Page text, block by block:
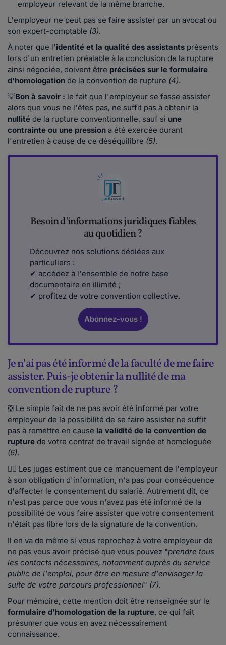
employeur relevant de la même branche.
L'employeur ne peut pas se faire assister par un avocat ou
son expert-comptable (3).
À noter que l'identité et la qualité des assistants présents
lors d'un entretien préalable à la conclusion de la rupture
ainsi négociée, doivent être précisées sur le formulaire
d'homologation de la convention de rupture (4).
💡Bon à savoir : le fait que l'employeur se fasse assister
alors que vous ne l'êtes pas, ne suffit pas à obtenir la
nullité de la rupture conventionnelle, sauf si une
contrainte ou une pression a été exercée durant
l'entretien à cause de ce déséquilibre (5).
Besoin d'informations juridiques fiables
au quotidien ?
Découvrez nos solutions dédiées aux
particuliers :
✔ accédez à l'ensemble de notre base
documentaire en illimité ;
✔ profitez de votre convention collective.
Abonnez-vous !
Je n'ai pas été informé de la faculté de me faire
assister. Puis-je obtenir la nullité de ma
convention de rupture ?
❎ Le simple fait de ne pas avoir été informé par votre
employeur de la possibilité de se faire assister ne suffit
pas à remettre en cause la validité de la convention de
rupture de votre contrat de travail signée et homologuée
(6).
👨‍⚖️ Les juges estiment que ce manquement de l'employeur
à son obligation d'information, n'a pas pour conséquence
d'affecter le consentement du salarié. Autrement dit, ce
n'est pas parce que vous n'avez pas été informé de la
possibilité de vous faire assister que votre consentement
n'était pas libre lors de la signature de la convention.
Il en va de même si vous reprochez à votre employeur de
ne pas vous avoir précisé que vous pouvez "prendre tous
les contacts nécessaires, notamment auprès du service
public de l'emploi, pour être en mesure d'envisager la
suite de votre parcours professionnel" (7).
Pour mémoire, cette mention doit être renseignée sur le
formulaire d'homologation de la rupture, ce qui fait
présumer que vous en avez nécessairement
connaissance.